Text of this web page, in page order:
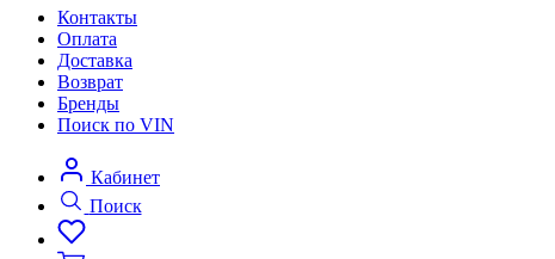
Контакты
Оплата
Доставка
Возврат
Бренды
Поиск по VIN
Кабинет
Поиск